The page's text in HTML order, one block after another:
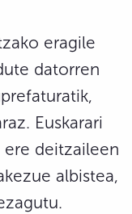
eragile
datorren
Euskarari
ere deitzaileen
albistea,